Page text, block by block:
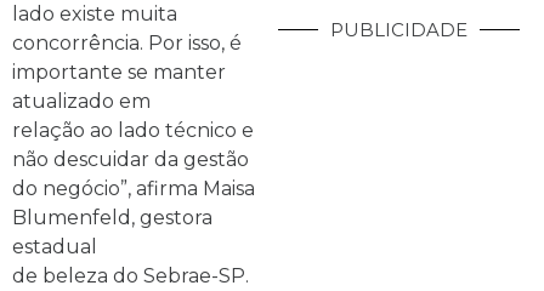
lado existe muita
concorrência. Por isso, é
importante se manter
atualizado em
relação ao lado técnico e
não descuidar da gestão
do negócio”, afirma Maisa
Blumenfeld, gestora
estadual
de beleza do Sebrae-SP.
PUBLICIDADE